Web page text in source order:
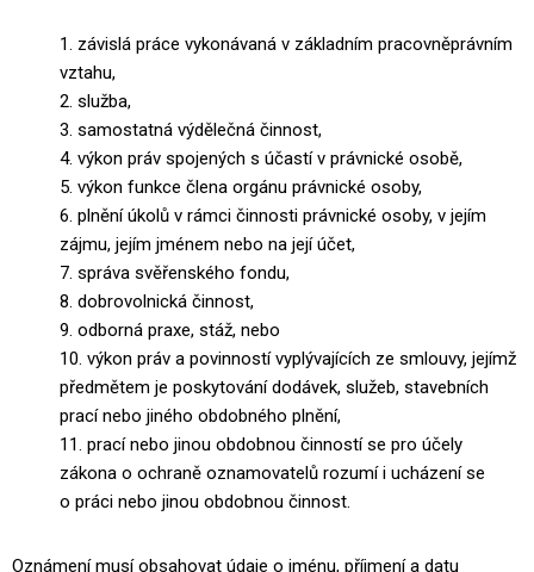
1. závislá práce vykonávaná v základním pracovněprávním
vztahu,
2. služba,
3. samostatná výdělečná činnost,
4. výkon práv spojených s účastí v právnické osobě,
5. výkon funkce člena orgánu právnické osoby,
6. plnění úkolů v rámci činnosti právnické osoby, v jejím
zájmu, jejím jménem nebo na její účet,
7. správa svěřenského fondu,
8. dobrovolnická činnost,
9. odborná praxe, stáž, nebo
10. výkon práv a povinností vyplývajících ze smlouvy, jejímž
předmětem je poskytování dodávek, služeb, stavebních
prací nebo jiného obdobného plnění,
11. prací nebo jinou obdobnou činností se pro účely
zákona o ochraně oznamovatelů rozumí i ucházení se
o práci nebo jinou obdobnou činnost.
Oznámení musí obsahovat údaje o jménu, příjmení a datu